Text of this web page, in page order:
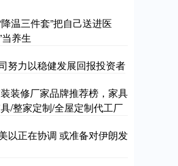
温三件套”把自己送进医
养生
努力以稳健发展回报投资者
装修厂家品牌推荐榜，家具
/整家定制/全屋定制代工厂
以正在协调 或准备对伊朗发